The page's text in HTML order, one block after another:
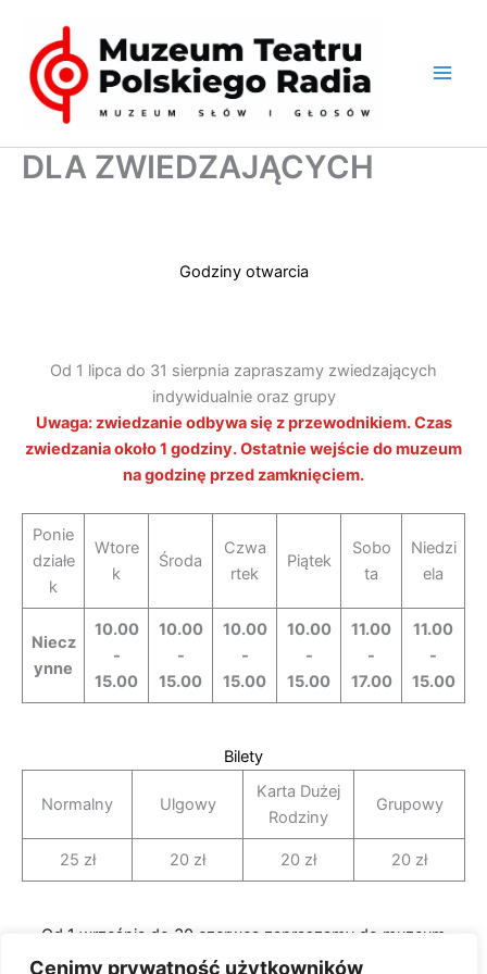
Cenimy prywatność użytkowników
treści
DLA ZWIEDZAJĄCYCH
Godziny otwarcia
Od 1 lipca do 31 sierpnia zapraszamy zwiedzających
indywidualnie oraz grupy
Uwaga: zwiedzanie odbywa się z przewodnikiem. Czas
zwiedzania około 1 godziny. Ostatnie wejście do muzeum
na godzinę przed zamknięciem.
Ponie
działe
k
Wtore
k
Środa
Czwa
rtek
Piątek
Sobo
ta
Niedzi
ela
Niecz
ynne
10.00
-
15.00
10.00
-
15.00
10.00
-
15.00
10.00
-
15.00
11.00
-
17.00
11.00
-
15.00
Bilety
Normalny Ulgowy
Karta Dużej
Rodziny
Grupowy
25 zł 20 zł 20 zł 20 zł
Od 1 września do 30 czerwca zapraszamy do muzeum
tylko grupy zorganizowane (od 10 osób)